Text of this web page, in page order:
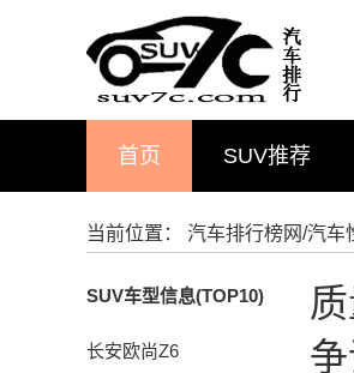
首页 SUV推荐
当前位置： 汽车排行榜网/汽车
SUV车型信息(TOP10)
长安欧尚Z6